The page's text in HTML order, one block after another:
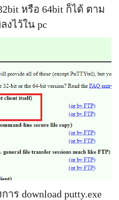
หรือ 64bit ก็ได้ ตาม
งไว้ใน pc
าร download putty.exe